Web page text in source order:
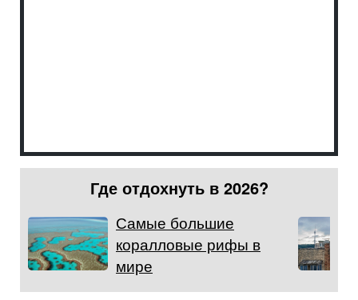
Где отдохнуть в 2026?
Самые большие
коралловые рифы в
мире